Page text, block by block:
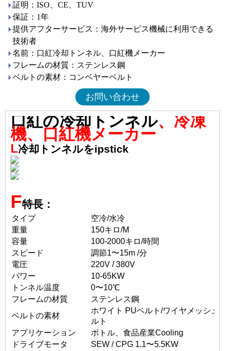
証明：ISO、CE、TUV
保証：1年
提供アフターサービス：海外サービス機械に利用できる
技術者
名前：口紅冷却トンネル、口紅機メーカー
フレームの材質：ステンレス鋼
ベルトの素材：コンベヤーベルト
お問い合わせ
口紅の冷却トンネル、冷凍
機、口紅機メーカー
L冷却トンネルをipstick
F特長：
タイプ
空冷/水冷
重量
150キロ/M
容量
100-2000キロ/時間
スピード
調節1〜15m /分
電圧
220V / 380V
パワー
10-65KW
トンネル温度
0〜10℃
フレームの材質
ステンレス鋼
ベルトの素材
ホワイト PUベルト/ワイヤメッシュ
ルト
アプリケーション
ボトル、食品産業Cooling
ドライブモータ
SEW / CPG 1.1〜5.5KW